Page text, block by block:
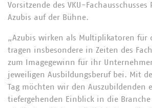
Vorsitzende des VKU-Fachausschusses
Azubis auf der Bühne.
„Azubis wirken als Multiplikatoren für
tragen insbesondere in Zeiten des
zum Imagegewinn für ihr
jeweiligen Ausbildungsberuf bei. Mit
Tag möchten wir den Auszubildenden
tiefergehenden Einblick in die